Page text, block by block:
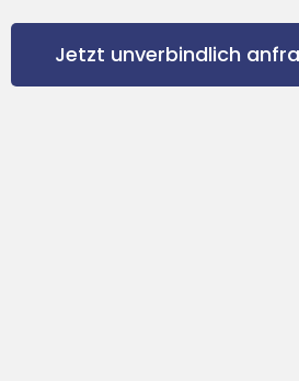
Jetzt unverbindlich